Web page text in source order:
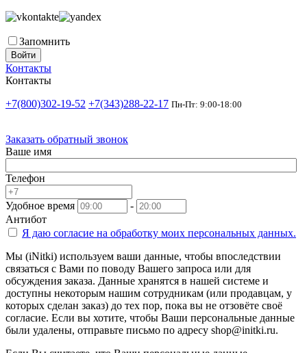
Запомнить
Войти
Контакты
Контакты
+7(800)302-19-52 +7(343)288-22-17 Пн-Пт: 9:00-18:00
Заказать обратный звонок
Ваше имя
Телефон
Удобное время
-
Антибот
Я даю согласие на обработку моих персональных данных.
Мы (iNitki) используем ваши данные, чтобы впоследствии
связаться с Вами по поводу Вашего запроса или для
обсуждения заказа. Данные хранятся в нашей системе и
доступны некоторым нашим сотрудникам (или продавцам, у
которых сделан заказ) до тех пор, пока вы не отзовёте своё
согласие. Если вы хотите, чтобы Ваши персональные данные
были удалены, отправьте письмо по адресу shop@initki.ru.